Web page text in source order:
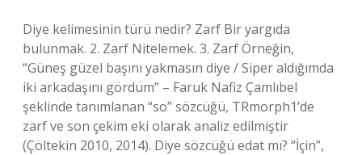
Diye kelimesinin türü nedir? Zarf Bir yargıda
bulunmak. 2. Zarf Nitelemek. 3. Zarf Örneğin,
“Güneş güzel başını yakmasın diye / Siper aldığımda
iki arkadaşını gördüm” – Faruk Nafiz Çamlıbel
şeklinde tanımlanan “so” sözcüğü, TRmorph1’de
zarf ve son çekim eki olarak analiz edilmiştir
(Çöltekin 2010, 2014). Diye sözcüğü edat mı? “İçin”,